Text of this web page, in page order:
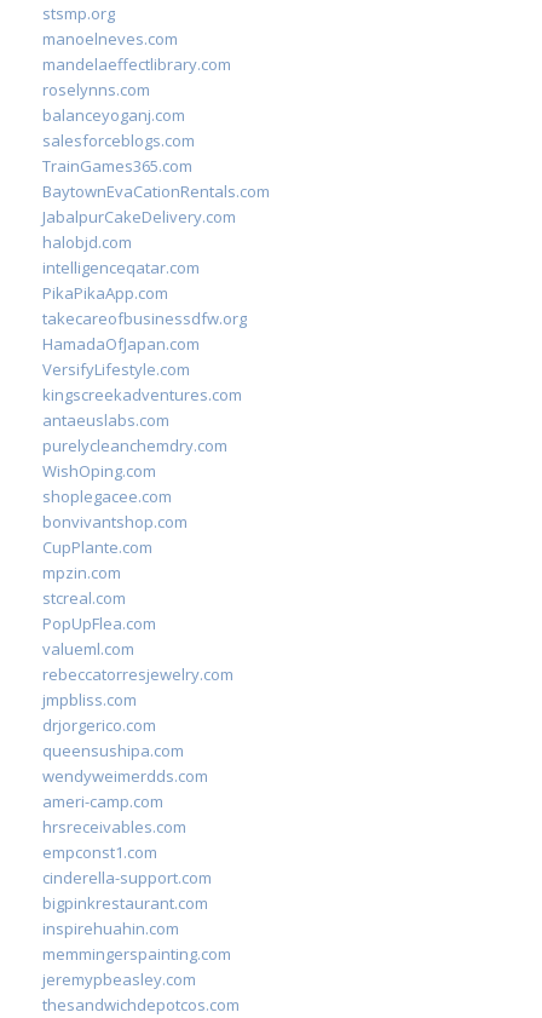
stsmp.org
manoelneves.com
mandelaeffectlibrary.com
roselynns.com
balanceyoganj.com
salesforceblogs.com
TrainGames365.com
BaytownEvaCationRentals.com
JabalpurCakeDelivery.com
halobjd.com
intelligenceqatar.com
PikaPikaApp.com
takecareofbusinessdfw.org
HamadaOfJapan.com
VersifyLifestyle.com
kingscreekadventures.com
antaeuslabs.com
purelycleanchemdry.com
WishOping.com
shoplegacee.com
bonvivantshop.com
CupPlante.com
mpzin.com
stcreal.com
PopUpFlea.com
valueml.com
rebeccatorresjewelry.com
jmpbliss.com
drjorgerico.com
queensushipa.com
wendyweimerdds.com
ameri-camp.com
hrsreceivables.com
empconst1.com
cinderella-support.com
bigpinkrestaurant.com
inspirehuahin.com
memmingerspainting.com
jeremypbeasley.com
thesandwichdepotcos.com